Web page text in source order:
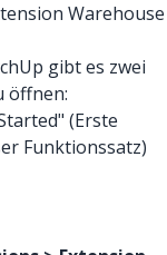
Warehouse
gibt es zwei
öffnen:
(Erste
Funktionssatz)